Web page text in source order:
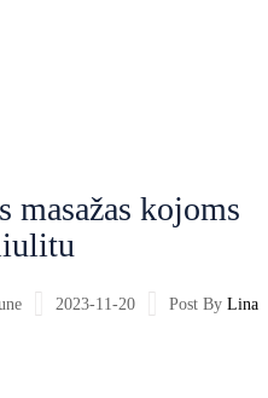
2023-11-20 Post By Lina
kojoms